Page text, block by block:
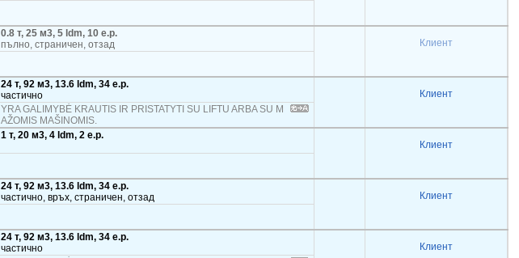
0.8 т, 25 м3, 5 ldm, 10 e.p.
пълно, страничен, отзад
Клиент
24 т, 92 м3, 13.6 ldm, 34 e.p.
частично
Клиент
YRA GALIMYBĖ KRAUTIS IR PRISTATYTI SU LIFTU ARBA SU M
AŽOMIS MAŠINOMIS.
1 т, 20 м3, 4 ldm, 2 e.p.
Клиент
24 т, 92 м3, 13.6 ldm, 34 e.p.
частично, връх, страничен, отзад
Клиент
24 т, 92 м3, 13.6 ldm, 34 e.p.
частично
Клиент